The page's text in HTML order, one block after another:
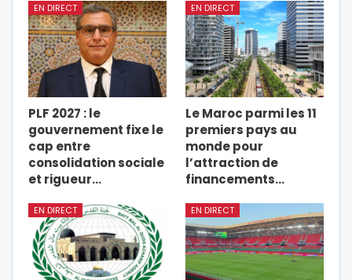
EN DIRECT
PLF 2027 : le
gouvernement fixe le
cap entre
consolidation sociale
et rigueur…
EN DIRECT
Le Maroc parmi les 11
premiers pays au
monde pour
l’attraction de
financements…
EN DIRECT EN DIRECT